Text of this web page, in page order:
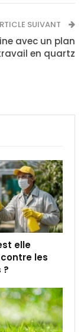
SUIVANT
avec un plan
en quartz
elle
les
?